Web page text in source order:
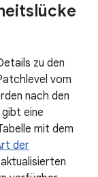
zu den
vom
nach den
eine
mit dem
der